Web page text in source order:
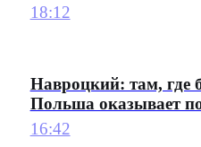
18:12
Навроцкий: там, где
Польша оказывает
16:42